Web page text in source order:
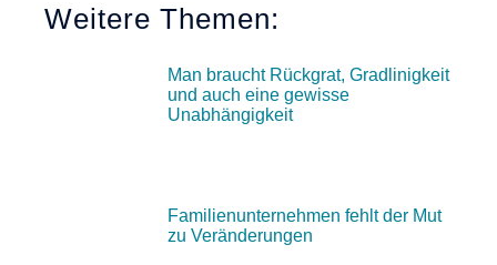
Weitere Themen:
Man braucht Rückgrat, Gradlinigkeit
und auch eine gewisse
Unabhängigkeit
Familienunternehmen fehlt der Mut
zu Veränderungen